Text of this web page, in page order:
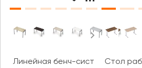
Линейная бенч-система,Стол